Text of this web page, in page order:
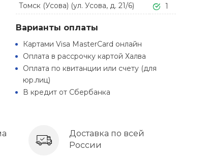
Томск (Усова) (ул. Усова, д. 21/6) 1
Варианты оплаты
Картами Visa MasterCard онлайн
Оплата в рассрочку картой Халва
Оплата по квитанции или счету (для
юр.лиц)
В кредит от Сбербанка
Доставка по всей
России